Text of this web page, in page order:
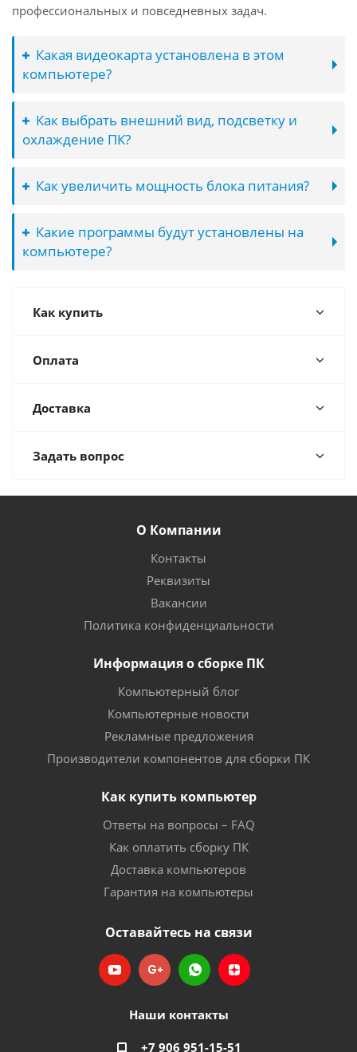
профессиональных и повседневных задач.
Какая видеокарта установлена в этом
компьютере?
Как выбрать внешний вид, подсветку и
охлаждение ПК?
Как увеличить мощность блока питания?
Какие программы будут установлены на
компьютере?
Как купить
Оплата
Доставка
Задать вопрос
О Компании
Контакты
Реквизиты
Вакансии
Политика конфиденциальности
Информация о сборке ПК
Компьютерный блог
Компьютерные новости
Рекламные предложения
Производители компонентов для сборки ПК
Как купить компьютер
Ответы на вопросы – FAQ
Как оплатить сборку ПК
Доставка компьютеров
Гарантия на компьютеры
Оставайтесь на связи
Наши контакты
+7 906 951-15-51